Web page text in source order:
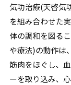
気功治療(天啓気
を組み合わせた
体の調和を図る
や療法)の動作は
筋肉をほぐし、
ーを取り込み、